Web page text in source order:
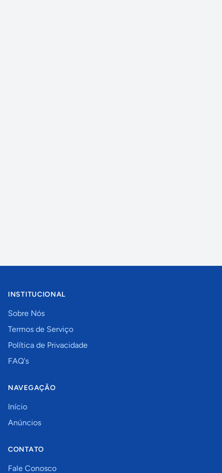
INSTITUCIONAL
Sobre Nós
Termos de Serviço
Política de Privacidade
FAQ's
NAVEGAÇÃO
Início
Anúncios
CONTATO
Fale Conosco